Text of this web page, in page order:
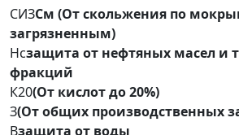
СИЗСм (От скольжения по
загрязненным)
Нсзащита от нефтяных масел и
фракций
К20(От кислот до 20%)
З(От общих производственных
Взащита от воды